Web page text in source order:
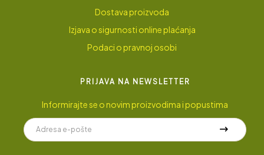
Dostava proizvoda
Izjava o sigurnosti online plaćanja
Podaci o pravnoj osobi
PRIJAVA NA NEWSLETTER
Informirajte se o novim proizvodima i popustima